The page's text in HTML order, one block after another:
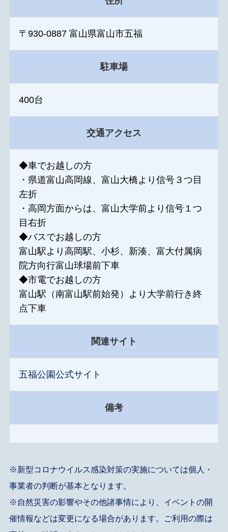
〒930-0887 富山県富山市五福
駐車場
400台
交通アクセス
◆車でお越しの方
・県道富山高岡線、富山大橋より信号３つ目
左折
・高岡方面からは、富山大学前より信号１つ
目右折
◆バスでお越しの方
富山駅より高岡駅、小杉、新湊、富大付属病
院方向行富山球場前下車
◆市電でお越しの方
富山駅（南富山駅前始発）より大学前行き終
点下車
関連サイト
五福公園公式サイト
備考
※新型コロナウイルス感染対策の実施については個人・
事業者の判断が基本となります。
※自然災害の影響やその他諸事情により、イベントの開
催情報などは変更になる場合があります。ご利用の際は